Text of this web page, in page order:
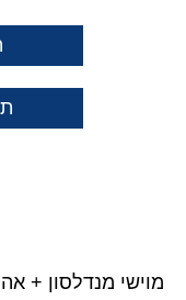
מוישי מנדלסון +